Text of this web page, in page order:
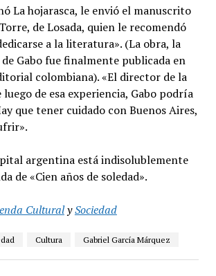
La hojarasca, le envió el manuscrito
de Losada, quien le recomendó
a la literatura». (La obra, la
Gabo fue finalmente publicada en
colombiana). «El director de la
de esa experiencia, Gabo podría
que tener cuidado con Buenos Aires,
argentina está indisolublemente
de «Cien años de soledad».
CulturalySociedad
Cultura Gabriel García Márquez